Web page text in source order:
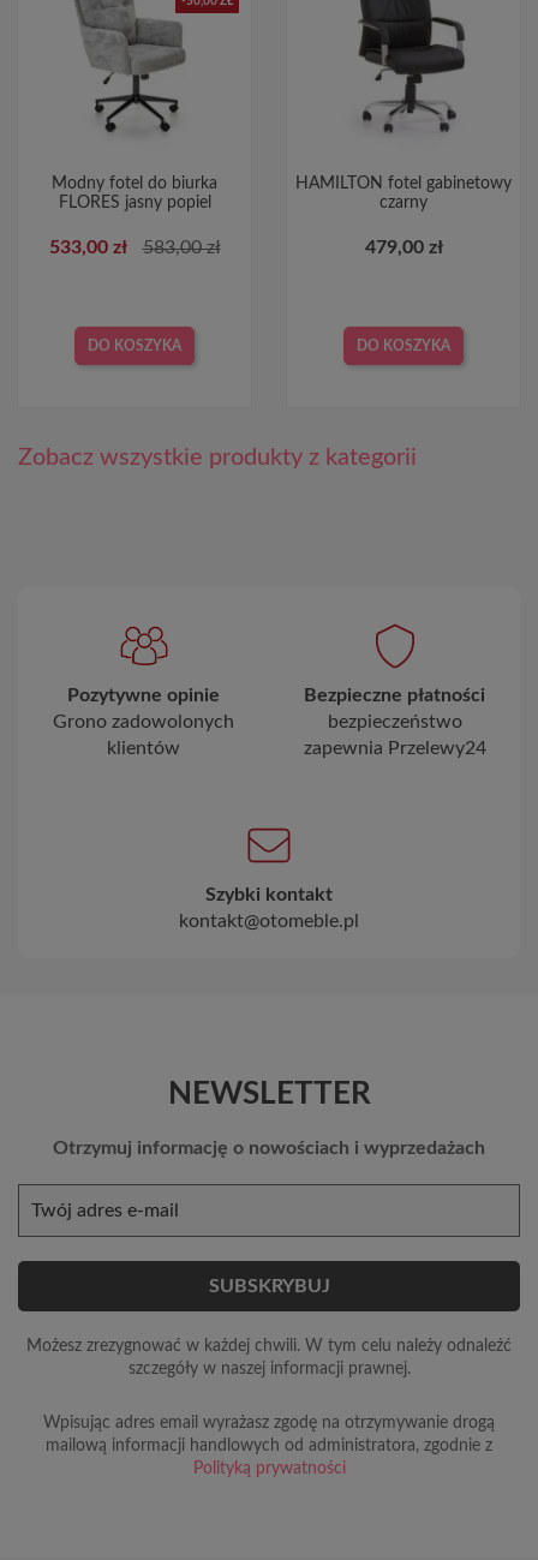
Modny fotel do biurka
FLORES jasny popiel
533,00 zł 583,00 zł
DO KOSZYKA
HAMILTON fotel gabinetowy
czarny
479,00 zł
DO KOSZYKA
Zobacz wszystkie produkty z kategorii
Pozytywne opinie
Grono zadowolonych
klientów
Bezpieczne płatności
bezpieczeństwo
zapewnia Przelewy24
Szybki kontakt
kontakt@otomeble.pl
NEWSLETTER
Otrzymuj informację o nowościach i wyprzedażach
Możesz zrezygnować w każdej chwili. W tym celu należy odnaleźć
szczegóły w naszej informacji prawnej.
Wpisując adres email wyrażasz zgodę na otrzymywanie drogą
mailową informacji handlowych od administratora, zgodnie z
Polityką prywatności